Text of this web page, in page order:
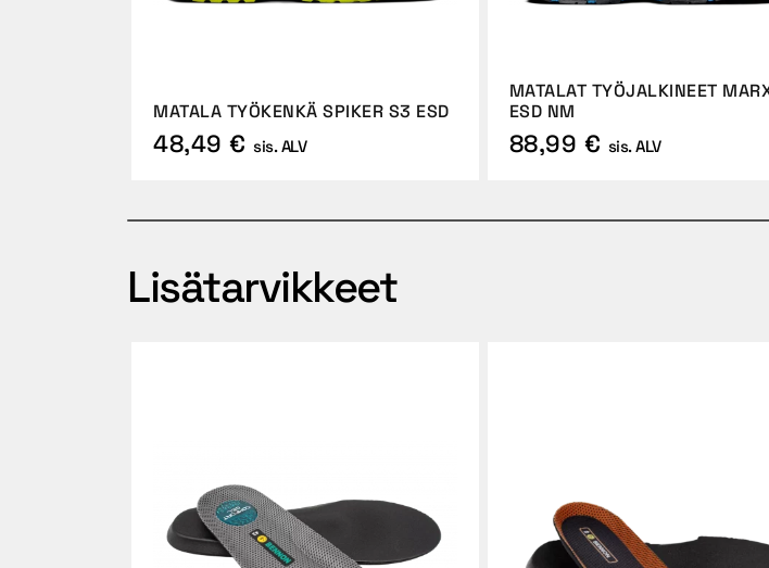
MATALA TYÖKENKÄ SPIKER S3 ESD
48,49 € sis. ALV
MATALAT TYÖJALKINEET
ESD NM
88,99 € sis. ALV
Lisätarvikkeet